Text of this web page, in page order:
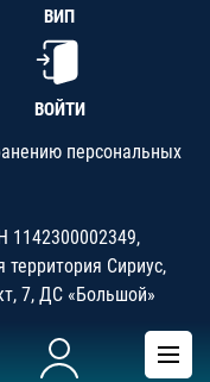
ВИП
ВОЙТИ
персональных
1142300002349,
Сириус,
7, ДС «Большой»